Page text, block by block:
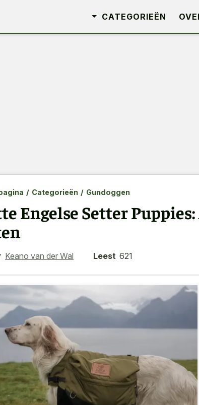
CATEGORIEËN
/ Categorieën / Gundoggen
Engelse Setter
Keano van der Wal Leest 621